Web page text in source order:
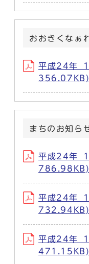
おおきくなぁ
平成24年
356.07KB)
まちのお知ら
平成24年
786.98KB)
平成24年
732.94KB)
平成24年
471.15KB)